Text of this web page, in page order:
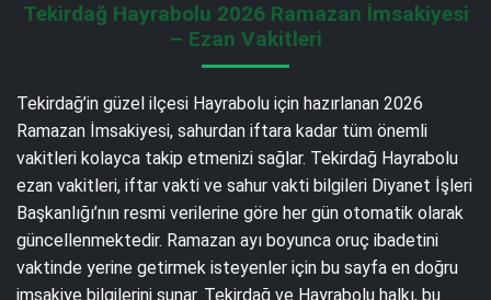
Tekirdağ Hayrabolu 2026 Ramazan İmsakiyesi
– Ezan Vakitleri
Tekirdağ’in güzel ilçesi Hayrabolu için hazırlanan 2026
Ramazan İmsakiyesi, sahurdan iftara kadar tüm önemli
vakitleri kolayca takip etmenizi sağlar. Tekirdağ Hayrabolu
ezan vakitleri, iftar vakti ve sahur vakti bilgileri Diyanet İşleri
Başkanlığı’nın resmi verilerine göre her gün otomatik olarak
güncellenmektedir. Ramazan ayı boyunca oruç ibadetini
vaktinde yerine getirmek isteyenler için bu sayfa en doğru
imsakiye bilgilerini sunar. Tekirdağ ve Hayrabolu halkı, bu